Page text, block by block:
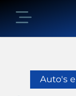
Auto's